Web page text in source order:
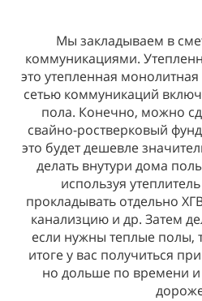
Мы закладываем в
коммуникациями.
это утепленная
сетью коммуникаций
пола. Конечно, можно
свайно-ростверковый
это будет дешевле
делать внутури дома
используя
прокладывать отдельно
канализцию и др. Затем
если нужны теплые полы,
итоге у вас получиться
но дольше по времени и
Стены. В смете внешние
клееного бруса
целесообразно строить
меньшего сечения в
регионах. Это оправдано с
отопление. Внтуренние
бруса и включены в